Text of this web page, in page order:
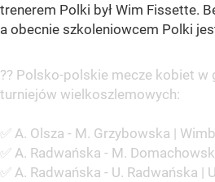
trenerem Polki był Wim Fissette.
a obecnie szkoleniowcem Polki
?? Polsko-polskie mecze kobiet w
turniejów wielkoszlemowych:
✅ A. Olsza - M. Grzybowska |
✅ A. Radwańska - M.
✅ A. Radwańska - U. Radwańska |